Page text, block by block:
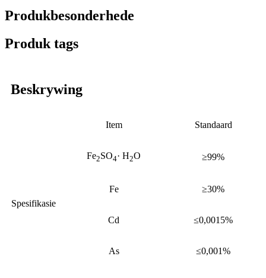
Produkbesonderhede
Produk tags
Beskrywing
Spesifikasie
Item Standaard
Fe2SO4· H2O ≥99%
Fe ≥30%
Cd ≤0,0015%
As ≤0,001%